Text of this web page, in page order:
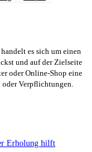
es sich um einen
und auf der Zielseite
oder Online-Shop eine
Verpflichtungen.
Erholung hilft